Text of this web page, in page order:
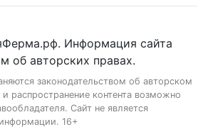
Информация сайта
об авторских правах.
законодательством об авторском
распространение контента возможно
Сайт не является
16+